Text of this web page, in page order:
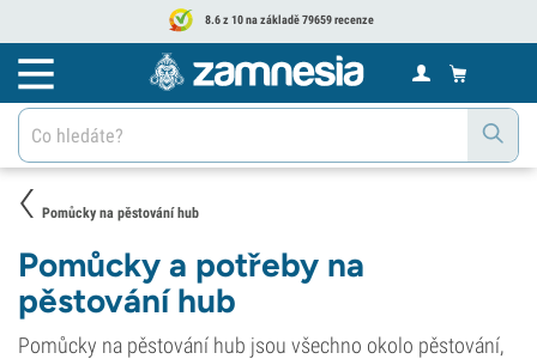
8.6 z 10 na základě 79659 recenze
Pomůcky na pěstování hub
Pomůcky a potřeby na
pěstování hub
Pomůcky na pěstování hub jsou všechno okolo pěstování,